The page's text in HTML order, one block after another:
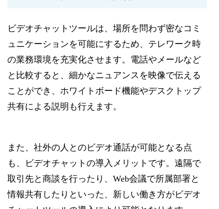
ビデオチャットツールは、場所を問わず密なコミ
ュニケーションを可能にするため、テレワーク時
の業務環境を充実化させます。電話やメールなど
と比較すると、細かなニュアンスを映像で伝える
ことができ、ホワイトボード機能やデスクトップ
共有による説明も行えます。
また、社外の人とのビデオ通話が可能となる点
も、ビデオチャットの導入メリットです。遠隔で
取引先と商談を行ったり、Web会議で所属部署と
情報共有したりといった、新しい働き方がビデオ